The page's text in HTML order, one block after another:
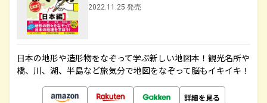
2022.11.25 発売
日本の地形や造形物をなぞって学ぶ新しい地図本！観光名所や
橋、川、湖、半島など旅気分で地図をなぞって脳もイキイキ！
詳細を見る